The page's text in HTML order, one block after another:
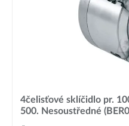
4čelisťové sklíčidlo pr.
500. Nesoustředné